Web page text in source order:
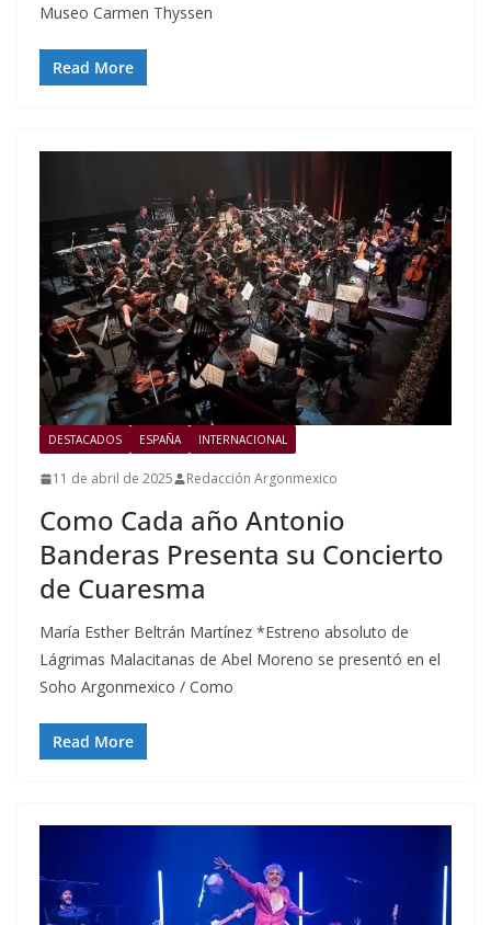
Museo Carmen Thyssen
Read More
DESTACADOS ESPAÑA INTERNACIONAL
11 de abril de 2025 Redacción Argonmexico
Como Cada año Antonio
Banderas Presenta su Concierto
de Cuaresma
María Esther Beltrán Martínez *Estreno absoluto de
Lágrimas Malacitanas de Abel Moreno se presentó en el
Soho Argonmexico / Como
Read More